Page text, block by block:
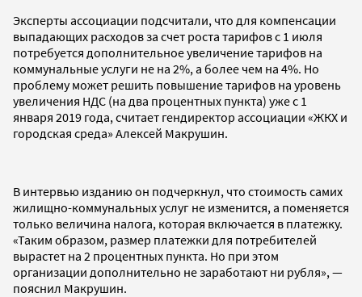
Эксперты ассоциации подсчитали, что для компенсации
выпадающих расходов за счет роста тарифов с 1 июля
потребуется дополнительное увеличение тарифов на
коммунальные услуги не на 2%, а более чем на 4%. Но
проблему может решить повышение тарифов на уровень
увеличения НДС (на два процентных пункта) уже с 1
января 2019 года, считает гендиректор ассоциации «ЖКХ и
городская среда» Алексей Макрушин.
В интервью изданию он подчеркнул, что стоимость самих
жилищно-коммунальных услуг не изменится, а поменяется
только величина налога, которая включается в платежку.
«Таким образом, размер платежки для потребителей
вырастет на 2 процентных пункта. Но при этом
организации дополнительно не заработают ни рубля», —
пояснил Макрушин.